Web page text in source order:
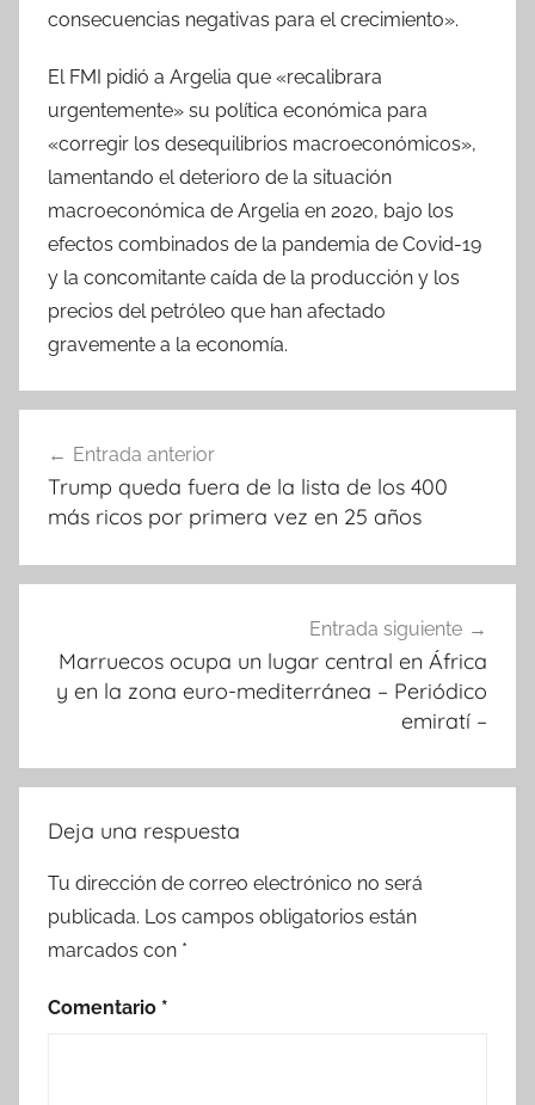
consecuencias negativas para el crecimiento».
El FMI pidió a Argelia que «recalibrara
urgentemente» su política económica para
«corregir los desequilibrios macroeconómicos»,
lamentando el deterioro de la situación
macroeconómica de Argelia en 2020, bajo los
efectos combinados de la pandemia de Covid-19
y la concomitante caída de la producción y los
precios del petróleo que han afectado
gravemente a la economía.
de
entradas
Entrada anterior
Trump queda fuera de la lista de los 400
más ricos por primera vez en 25 años
Entrada siguiente
Marruecos ocupa un lugar central en África
y en la zona euro-mediterránea – Periódico
emiratí –
Deja una respuesta
Tu dirección de correo electrónico no será
publicada. Los campos obligatorios están
marcados con *
Comentario *